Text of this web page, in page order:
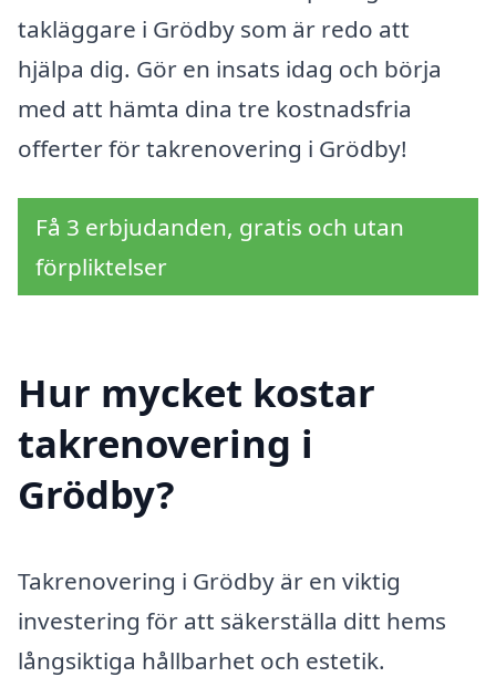
takläggare i Grödby som är redo att
hjälpa dig. Gör en insats idag och börja
med att hämta dina tre kostnadsfria
offerter för takrenovering i Grödby!
Få 3 erbjudanden, gratis och utan
förpliktelser
Hur mycket kostar
takrenovering i
Grödby?
Takrenovering i Grödby är en viktig
investering för att säkerställa ditt hems
långsiktiga hållbarhet och estetik.